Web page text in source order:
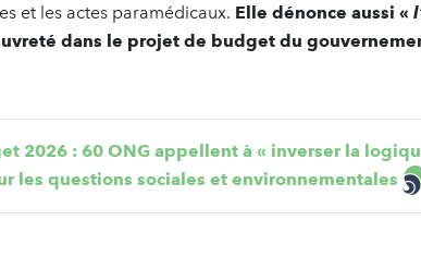
et les actes paramédicaux. Elle dénonce aussi «
dans le projet de budget du
2026 : 60 ONG appellent à « inverser la
les questions sociales et environnementales